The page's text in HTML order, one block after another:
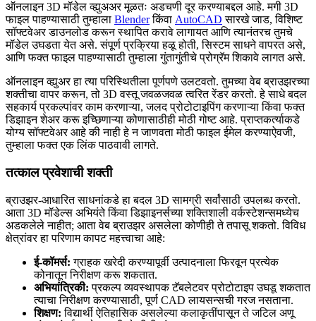
ऑनलाइन 3D मॉडेल व्ह्युअअर मूळतः अडचणी दूर करण्याबद्दल आहे. मगी 3D
फाइल पाहण्यासाठी तुम्हाला Blenderकिंवा AutoCAD सारखे जाड, विशिष्ट
सॉफ्टवेअर डाउनलोड करून स्थापित करावे लागायत आणि त्यानंतरच तुमचे
मॉडेल उघडता येत असे. संपूर्ण प्रक्रिया हळू होती, सिस्टम साधने वापरत असे,
आणि फक्त फाइल पाहण्यासाठी तुम्हाला गुंतागुंतीचे प्रोग्रॅम शिकावे लागत असे.
ऑनलाइन व्ह्युअर हा त्या परिस्थितीला पूर्णपणे उलटवतो. तुमच्या वेब ब्राउझरच्या
शक्तीचा वापर करून, तो 3D वस्तू जवळजवळ त्वरित रेंडर करतो. हे साधे बदल
सहकार्य प्रकल्पांवर काम करणाऱ्या, जलद प्रोटोटाइपिंग करणाऱ्या किंवा फक्त
डिझाइन शेअर करू इच्छिणाऱ्या कोणासाठीही मोठी गोष्ट आहे. प्राप्तकर्त्याकडे
योग्य सॉफ्टवेअर आहे की नाही हे न जाणवता मोठी फाइल ईमेल करण्याऐवजी,
तुम्हाला फक्त एक लिंक पाठवावी लागते.
तत्काल प्रवेशाची शक्ती
ब्राउझर-आधारित साधनांकडे हा बदल 3D सामग्री सर्वांसाठी उपलब्ध करतो.
आता 3D मॉडेल्स अभियंते किंवा डिझाइनर्सच्या शक्तिशाली वर्कस्टेशन्समध्येच
अडकलेले नाहीत; आता वेब ब्राउझर असलेला कोणीही ते तपासू शकतो. विविध
क्षेत्रांवर हा परिणाम कापट महत्त्वाचा आहे:
ई-कॉमर्स: ग्राहक खरेदी करण्यापूर्वी उत्पादनाला फिरवून प्रत्येक
कोनातून निरीक्षण करू शकतात.
अभियांत्रिकी: प्रकल्प व्यवस्थापक टॅबलेटवर प्रोटोटाइप उघडू शकतात
त्याचा निरीक्षण करण्यासाठी, पूर्ण CAD लायसन्सची गरज नसताना.
शिक्षण: विद्यार्थी ऐतिहासिक असलेल्या कलाकृतींपासून ते जटिल अणू